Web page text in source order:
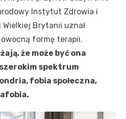
Instytut Zdrowia i
Wielkiej Brytanii uznał
formę terapii.
że może być ona
spektrum
fobia społeczna,